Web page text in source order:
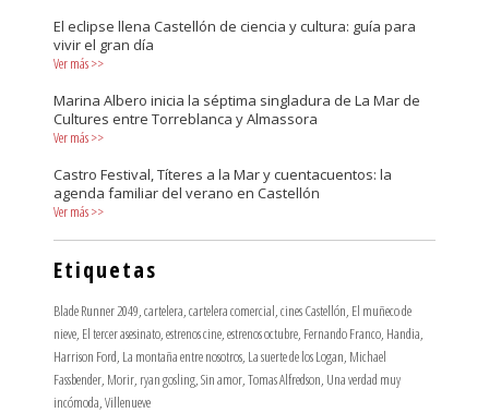
El eclipse llena Castellón de ciencia y cultura: guía para
vivir el gran día
Ver más>>
Marina Albero inicia la séptima singladura de La Mar de
Cultures entre Torreblanca y Almassora
Ver más>>
Castro Festival, Títeres a la Mar y cuentacuentos: la
agenda familiar del verano en Castellón
Ver más>>
Etiquetas
Blade Runner 2049,cartelera,cartelera comercial,cines Castellón, El muñeco de
nieve, El tercer asesinato,estrenos cine,estrenos octubre, Fernando Franco, Handia,
Harrison Ford, La montaña entre nosotros, La suerte de los Logan, Michael
Fassbender, Morir, ryan gosling,Sin amor,Tomas Alfredson, Una verdad muy
incómoda,Villenueve